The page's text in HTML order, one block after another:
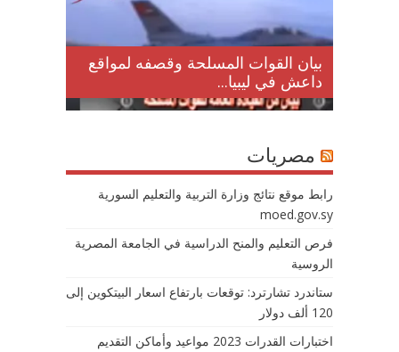
بيان القوات المسلحة وقصفه لمواقع
داعش في ليبيا...
مصريات
رابط موقع نتائج وزارة التربية والتعليم السورية
moed.gov.sy
فرص التعليم والمنح الدراسية في الجامعة المصرية
الروسية
ستاندرد تشارترد: توقعات بارتفاع اسعار البيتكوين إلى
120 ألف دولار
اختبارات القدرات 2023 مواعيد وأماكن التقديم